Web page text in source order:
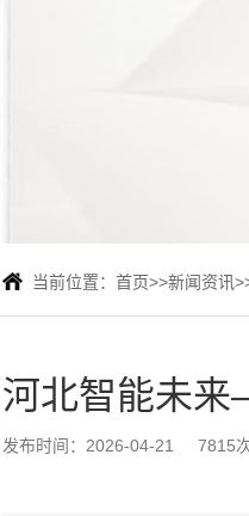
当前位置： 首页>>新闻资讯
河北智能未
发布时间：2026-04-21 7815